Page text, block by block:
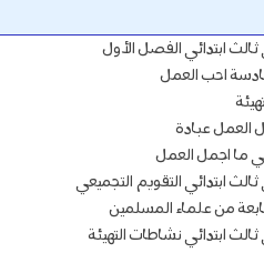
ثالث ابتدائي الفصل الأول
احب العمل
العمل عبادة
ما اجمل العمل
ابتدائي التقويم التجميعي
من علماء المسلمين
ابتدائي نشاطات التهيئة